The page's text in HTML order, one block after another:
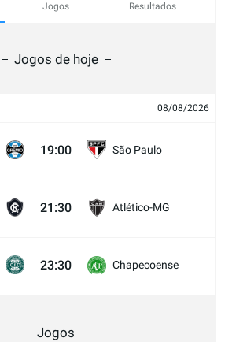
Jogos Resultados
Jogos de hoje
08/08/2026
19:00 São Paulo
21:30 Atlético-MG
23:30 Chapecoense
Jogos